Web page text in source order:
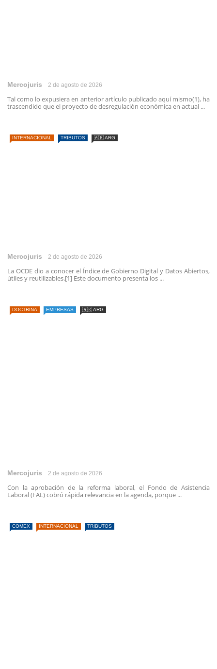
Mercojuris 2 de agosto de 2026
Tal como lo expusiera en anterior artículo publicado aquí mismo(1), ha
trascendido que el proyecto de desregulación económica en actual ...
INTERNACIONAL TRIBUTOS 🇦🇷 ARG
Mercojuris 2 de agosto de 2026
La OCDE dio a conocer el Índice de Gobierno Digital y Datos Abiertos,
útiles y reutilizables.[1] Este documento presenta los ...
DOCTRINA EMPRESAS 🇦🇷 ARG
Mercojuris 2 de agosto de 2026
Con la aprobación de la reforma laboral, el Fondo de Asistencia
Laboral (FAL) cobró rápida relevancia en la agenda, porque ...
COMEX INTERNACIONAL TRIBUTOS